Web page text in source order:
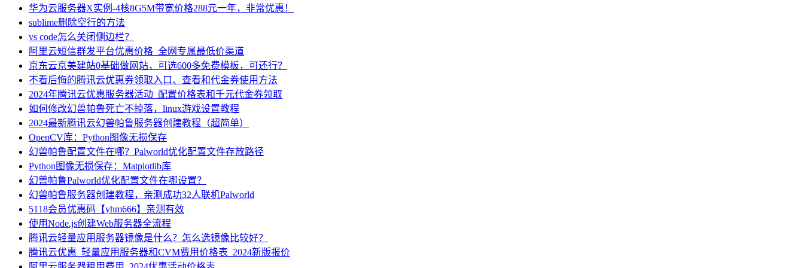
华为云服务器X实例-4核8G5M带宽价格288元一年，非常优惠！
sublime删除空行的方法
vs code怎么关闭侧边栏？
阿里云短信群发平台优惠价格_全网专属最低价渠道
京东云京美建站0基础做网站，可选600多免费模板，可还行？
不看后悔的腾讯云优惠券领取入口、查看和代金券使用方法
2024年腾讯云优惠服务器活动_配置价格表和千元代金券领取
如何修改幻兽帕鲁死亡不掉落，linux游戏设置教程
2024最新腾讯云幻兽帕鲁服务器创建教程（超简单）
OpenCV库：Python图像无损保存
幻兽帕鲁配置文件在哪？Palworld优化配置文件存放路径
Python图像无损保存：Matplotlib库
幻兽帕鲁Palworld优化配置文件在哪设置？
幻兽帕鲁服务器创建教程，亲测成功32人联机Palworld
5118会员优惠码【yhm666】亲测有效
使用Node.js创建Web服务器全流程
腾讯云轻量应用服务器镜像是什么？怎么选镜像比较好？
腾讯云优惠_轻量应用服务器和CVM费用价格表_2024新版报价